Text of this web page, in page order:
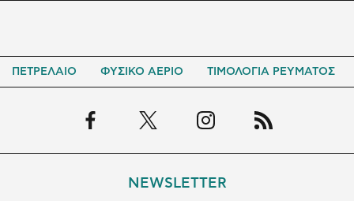
ΠΕΤΡΕΛΑΙΟ ΦΥΣΙΚΟ ΑΕΡΙΟ ΤΙΜΟΛΟΓΙΑ ΡΕΥΜΑΤΟΣ
NEWSLETTER